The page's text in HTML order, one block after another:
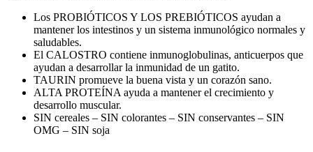
Los PROBIÓTICOS Y LOS PREBIÓTICOS ayudan a
mantener los intestinos y un sistema inmunológico normales y
saludables.
El CALOSTRO contiene inmunoglobulinas, anticuerpos que
ayudan a desarrollar la inmunidad de un gatito.
TAURIN promueve la buena vista y un corazón sano.
ALTA PROTEÍNA ayuda a mantener el crecimiento y
desarrollo muscular.
SIN cereales – SIN colorantes – SIN conservantes – SIN
OMG – SIN soja